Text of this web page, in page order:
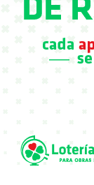
CUMPLE
El emotivo